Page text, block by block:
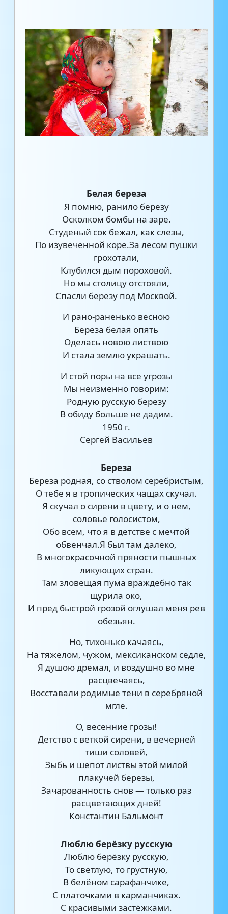
Белая береза
Я помню, ранило березу
Осколком бомбы на заре.
Студеный сок бежал, как слезы,
По изувеченной коре.За лесом пушки
грохотали,
Клубился дым пороховой.
Но мы столицу отстояли,
Спасли березу под Москвой.
И рано-раненько весною
Береза белая опять
Оделась новою листвою
И стала землю украшать.
И стой поры на все угрозы
Мы неизменно говорим:
Родную русскую березу
В обиду больше не дадим.
1950 г.
Сергей Васильев
Береза
Береза родная, со стволом серебристым,
О тебе я в тропических чащах скучал.
Я скучал о сирени в цвету, и о нем,
соловье голосистом,
Обо всем, что я в детстве с мечтой
обвенчал.Я был там далеко,
В многокрасочной пряности пышных
ликующих стран.
Там зловещая пума враждебно так
щурила око,
И пред быстрой грозой оглушал меня рев
обезьян.
Но, тихонько качаясь,
На тяжелом, чужом, мексиканском седле,
Я душою дремал, и воздушно во мне
расцвечаясь,
Восставали родимые тени в серебряной
мгле.
О, весенние грозы!
Детство с веткой сирени, в вечерней
тиши соловей,
Зыбь и шепот листвы этой милой
плакучей березы,
Зачарованность снов — только раз
расцветающих дней!
Константин Бальмонт
Люблю берёзку русскую
Люблю берёзку русскую,
То светлую, то грустную,
В белёном сарафанчике,
С платочками в карманчиках.
С красивыми застёжками.